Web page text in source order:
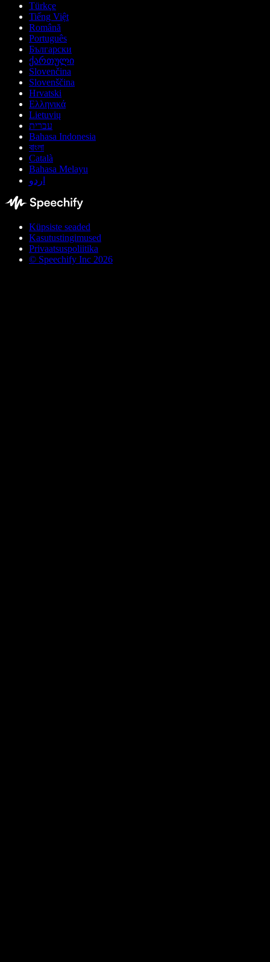
Türkçe
Tiếng Việt
Română
Português
Български
ქართული
Slovenčina
Slovenščina
Hrvatski
Ελληνικά
Lietuvių
עברית
Bahasa Indonesia
বাংলা
Català
Bahasa Melayu
اردو
Küpsiste seaded
Kasutustingimused
Privaatsuspoliitika
© Speechify Inc 2026